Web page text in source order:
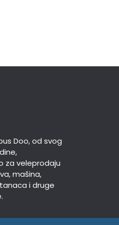
Doo, od svog
za veleprodaju
mašina,
i druge